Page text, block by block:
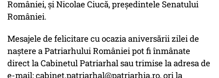
României, și Nicolae Ciucă, președintele Senatului
României.
Mesajele de felicitare cu ocazia aniversării zilei de
naștere a Patriarhului României pot fi înmânate
direct la Cabinetul Patriarhal sau trimise la adresa de
e-mail: cabinet.patriarhal@patriarhia.ro, ori la